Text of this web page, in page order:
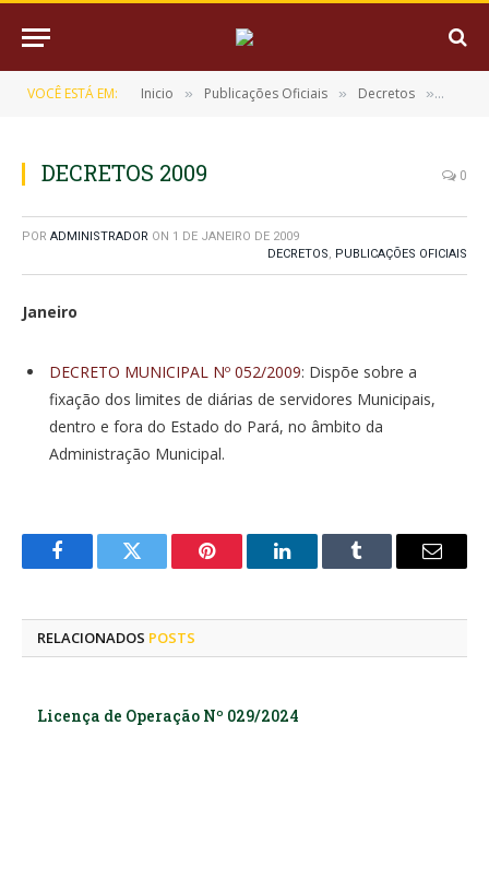
VOCÊ ESTÁ EM: Inicio » Publicações Oficiais » Decretos »
DECRETOS 2009 0
POR ADMINISTRADOR ON 1 DE JANEIRO DE 2009
DECRETOS, PUBLICAÇÕES OFICIAIS
Janeiro
DECRETO MUNICIPAL Nº 052/2009: Dispõe sobre a
fixação dos limites de diárias de servidores Municipais,
dentro e fora do Estado do Pará, no âmbito da
Administração Municipal.
FacebookTwitter Pinterest LinkedInTumblr
E-
RELACIONADOS POSTS
Licença de Operação Nº 029/2024